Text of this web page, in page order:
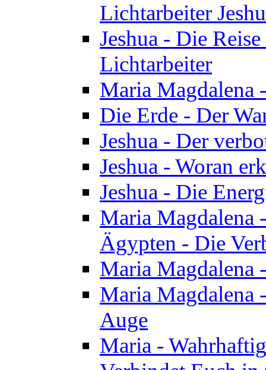
Lichtarbeiter
Jeshua - Die
Lichtarbeiter
Maria Magdalena
Die Erde - Der
Jeshua - Der
Jeshua - Woran
Jeshua - Die
Maria Magdalena
Ägypten - Die
Maria Magdalena
Maria Magdalena
Auge
Maria -